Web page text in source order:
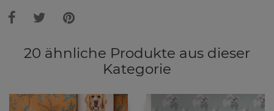
20 ähnliche Produkte aus dieser
Kategorie